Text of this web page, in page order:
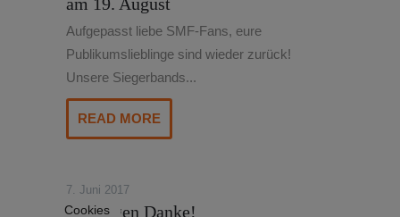
Aufgepasst liebe SMF-Fans, eure
Publikumslieblinge sind wieder zurück!
Unsere Siegerbands...
READ MORE
7. Juni 2017
Wir sagen Danke!
Cookies